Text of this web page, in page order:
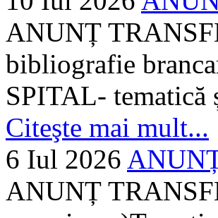
ANUNȚ
bibliografie
SPITAL- tematică
Citeşte mai mult...
6 Iul 2026
ANUNȚ